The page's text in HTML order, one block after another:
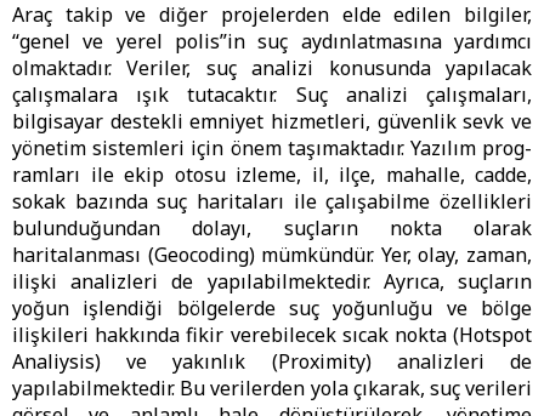
Araç takip ve diğer projelerden elde edilen bilgiler,
“genel ve yerel polis”in suç aydınlatmasına yardımcı
olmaktadır. Veriler, suç analizi konusunda yapılacak
çalışmalara ışık tutacaktır. Suç analizi çalışmaları,
bilgisayar destekli emniyet hizmetleri, güvenlik sevk ve
yönetim sistemleri için önem taşımaktadır. Yazılım prog-
ramları ile ekip otosu izleme, il, ilçe, mahalle, cadde,
sokak bazında suç haritaları ile çalışabilme özellikleri
bulunduğundan dolayı, suçların nokta olarak
haritalanması (Geocoding) mümkündür. Yer, olay, zaman,
ilişki analizleri de yapılabilmektedir. Ayrıca, suçların
yoğun işlendiği bölgelerde suç yoğunluğu ve bölge
ilişkileri hakkında fikir verebilecek sıcak nokta (Hotspot
Analiysis) ve yakınlık (Proximity) analizleri de
yapılabilmektedir. Bu verilerden yola çıkarak, suç verileri